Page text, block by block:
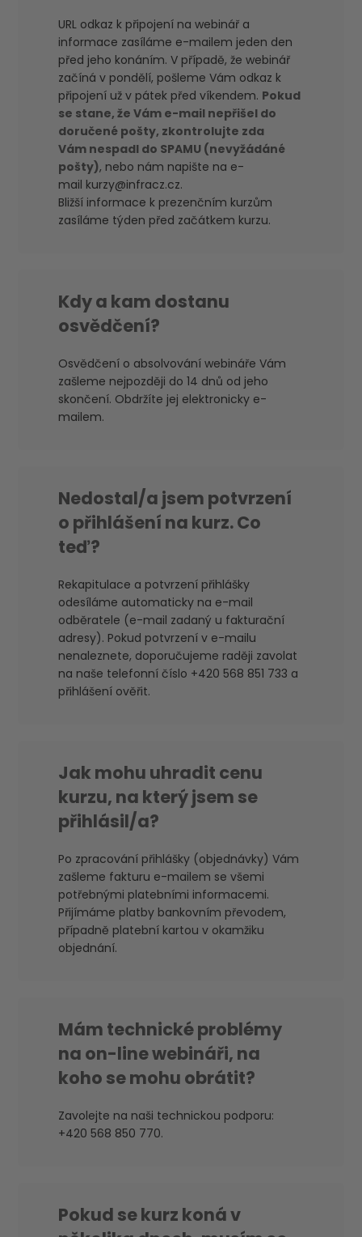
URL odkaz k připojení na webinář a
informace zasíláme e-mailem jeden den
před jeho konáním. V případě, že webinář
začíná v pondělí, pošleme Vám odkaz k
připojení už v pátek před víkendem. Pokud
se stane, že Vám e-mail nepřišel do
doručené pošty, zkontrolujte zda
Vám nespadl do SPAMU (nevyžádáné
pošty), nebo nám napište na e-
mail kurzy@infracz.cz.
Bližší informace k prezenčním kurzům
zasíláme týden před začátkem kurzu.
Kdy a kam dostanu
osvědčení?
Osvědčení o absolvování webináře Vám
zašleme nejpozději do 14 dnů od jeho
skončení. Obdržíte jej elektronicky e-
mailem.
Nedostal/a jsem potvrzení
o přihlášení na kurz. Co
teď?
Rekapitulace a potvrzení přihlášky
odesíláme automaticky na e-mail
odběratele (e-mail zadaný u fakturační
adresy). Pokud potvrzení v e-mailu
nenaleznete, doporučujeme raději zavolat
na naše telefonní číslo +420 568 851 733 a
přihlášení ověřit.
Jak mohu uhradit cenu
kurzu, na který jsem se
přihlásil/a?
Po zpracování přihlášky (objednávky) Vám
zašleme fakturu e-mailem se všemi
potřebnými platebními informacemi.
Přijímáme platby bankovním převodem,
případně platební kartou v okamžiku
objednání.
Mám technické problémy
na on-line webináři, na
koho se mohu obrátit?
Zavolejte na naši technickou podporu:
+420 568 850 770.
Pokud se kurz koná v